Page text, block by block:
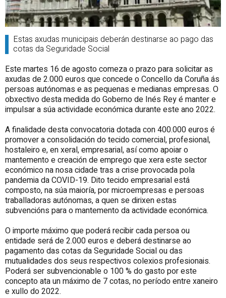
Estas axudas municipais deberán destinarse ao pago das
cotas da Seguridade Social
Este martes 16 de agosto comeza o prazo para solicitar as
axudas de 2.000 euros que concede o Concello da Coruña ás
persoas autónomas e as pequenas e medianas empresas. O
obxectivo desta medida do Goberno de Inés Rey é manter e
impulsar a súa actividade económica durante este ano 2022.
A finalidade desta convocatoria dotada con 400.000 euros é
promover a consolidación do tecido comercial, profesional,
hostaleiro e, en xeral, empresarial, así como apoiar o
mantemento e creación de emprego que xera este sector
económico na nosa cidade tras a crise provocada pola
pandemia da COVID-19. Dito tecido empresarial está
composto, na súa maioría, por microempresas e persoas
traballadoras autónomas, a quen se dirixen estas
subvencións para o mantemento da actividade económica.
O importe máximo que poderá recibir cada persoa ou
entidade será de 2.000 euros e deberá destinarse ao
pagamento das cotas da Seguridade Social ou das
mutualidades dos seus respectivos colexios profesionais.
Poderá ser subvencionable o 100 % do gasto por este
concepto ata un máximo de 7 cotas, no período entre xaneiro
e xullo do 2022.